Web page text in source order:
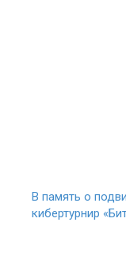
В память о
кибертурнир